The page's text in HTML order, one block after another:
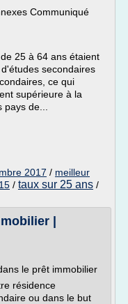
Communiqué
25 à 64 ans étaient
secondaires
ce qui
supérieure à la
de...
2017 / meilleur
/ taux sur 25 ans /
|
le prêt immobilier
résidence
ou dans le but